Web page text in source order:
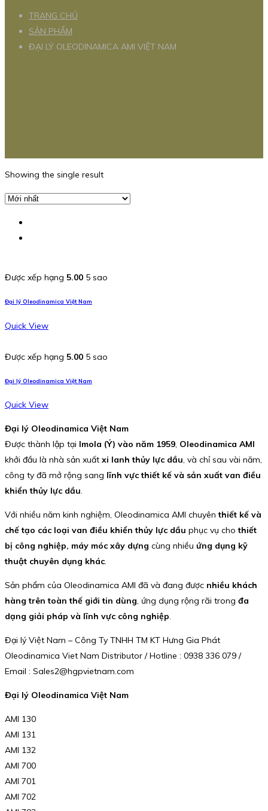
TRANG CHỦ
SẢN PHẨM
ĐẠI LÝ OLEODINAMICA AMI VIỆT NAM
Showing the single result
Được xếp hạng 5.00 5 sao
Đại lý Oleodinamica Việt Nam
Quick View
Được xếp hạng 5.00 5 sao
Đại lý Oleodinamica Việt Nam
Quick View
Đại lý Oleodinamica Việt Nam
Được thành lập tại Imola (Ý) vào năm 1959, Oleodinamica AMI
khởi đầu là nhà sản xuất xi lanh thủy lực dầu, và chỉ sau vài năm,
công ty đã mở rộng sang lĩnh vực thiết kế và sản xuất van điều
khiển thủy lực dầu.
Với nhiều năm kinh nghiệm, Oleodinamica AMI chuyênthiết kế và
chế tạo các loại van điều khiển thủy lực dầu phục vụ chothiết
bị công nghiệp, máy móc xây dựng cùng nhiều ứng dụng kỹ
thuật chuyên dụng khác.
Sản phẩm của Oleodinamica AMI đã và đang được nhiều khách
hàng trên toàn thế giới tin dùng, ứng dụng rộng rãi trong đa
dạng giải pháp và lĩnh vực công nghiệp.
Đại lý Việt Nam – Công Ty TNHH TM KT Hưng Gia Phát
Oleodinamica Viet Nam Distributor / Hotline : 0938 336 079 /
Email : Sales2@hgpvietnam.com
Đại lý Oleodinamica Việt Nam
AMI 130
AMI 131
AMI 132
AMI 700
AMI 701
AMI 702